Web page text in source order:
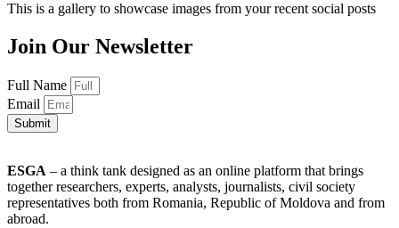
This is a gallery to showcase images from your recent social posts
Join Our Newsletter
Full Name
Email
Submit
ESGA – a think tank designed as an online platform that brings
together researchers, experts, analysts, journalists, civil society
representatives both from Romania, Republic of Moldova and from
abroad.